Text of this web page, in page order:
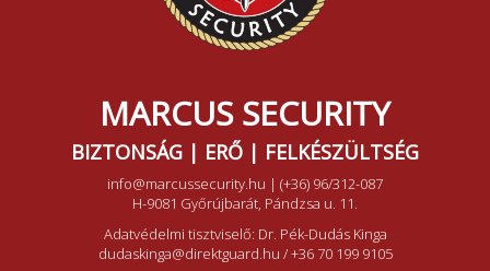
MARCUS SECURITY
BIZTONSÁG | ERŐ | FELKÉSZÜLTSÉG
info@marcussecurity.hu | (+36) 96/312-087
H-9081 Győrújbarát, Pándzsa u. 11.
Adatvédelmi tisztviselő: Dr. Pék-Dudás Kinga
dudaskinga@direktguard.hu /+36 70 199 9105